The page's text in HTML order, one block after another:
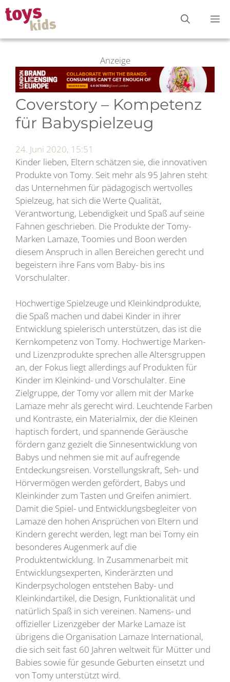
Zum
Inhalt
springen
Anzeige
Coverstory – Kompetenz
für Babyspielzeug
24. Juni 2020, 15:51
Kinder lieben, Eltern schätzen sie, die innovativen
Produkte von Tomy. Seit mehr als 95 Jahren steht
das Unternehmen für pädagogisch wertvolles
Spielzeug, hat sich die Werte Qualität,
Verantwortung, Lebendigkeit und Spaß auf seine
Fahnen geschrieben. Die Produkte der Tomy-
Marken Lamaze, Toomies und Boon werden
diesem Anspruch in allen Bereichen gerecht und
begeistern ihre Fans vom Baby- bis ins
Vorschulalter.
Hochwertige Spielzeuge und Kleinkindprodukte,
die Spaß machen und dabei Kinder in ihrer
Entwicklung spielerisch unterstützen, das ist die
Kernkompetenz von Tomy. Hochwertige Marken-
und Lizenzprodukte sprechen alle Altersgruppen
an, der Fokus liegt allerdings auf Produkten für
Kinder im Kleinkind- und Vorschulalter. Eine
Zielgruppe, der Tomy vor allem mit der Marke
Lamaze mehr als gerecht wird. Leuchtende Farben
und Kontraste, ein Materialmix, der die Kleinen
haptisch fordert, und spannende Geräusche
fördern ganz gezielt die Sinnesentwicklung von
Babys und nehmen sie mit auf aufregende
Entdeckungsreisen. Vorstellungskraft, Seh- und
Hörvermögen werden gefördert, Babys und
Kleinkinder zum Tasten und Greifen animiert.
Damit die Spiel- und Entwicklungsbegleiter von
Lamaze den hohen Ansprüchen von Eltern und
Kindern gerecht werden, legt man bei Tomy ein
besonderes Augenmerk auf die
Produktentwicklung. In Zusammenarbeit mit
Entwicklungsexperten, Kinderärzten und
Kinderpsychologen entstehen Baby- und
Kleinkindartikel, die Design, Funktionalität und
natürlich Spaß in sich vereinen. Namens- und
offizieller Lizenzgeber der Marke Lamaze ist
übrigens die Organisation Lamaze International,
die sich seit fast 60 Jahren weltweit für Mütter und
Babies sowie für gesunde Geburten einsetzt und
von Tomy unterstützt wird.